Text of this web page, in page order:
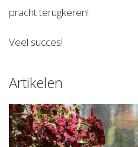
pracht terugkeren!
Veel succes!
Artikelen